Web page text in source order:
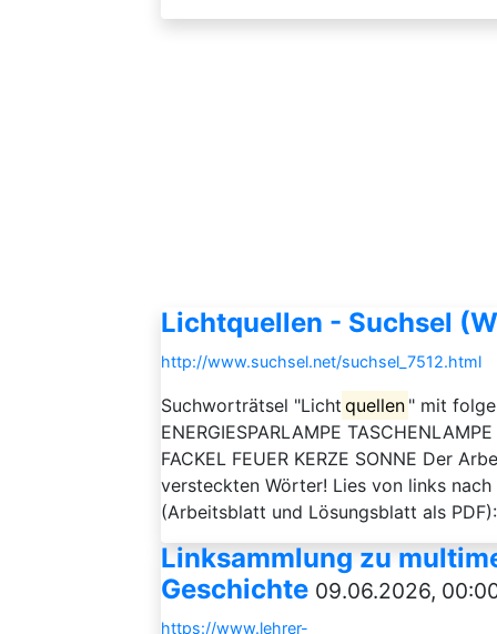
Lichtquellen - Suchsel
http://www.suchsel.net/suchsel_7512.html
Suchworträtsel "Licht quellen " mit
ENERGIESPARLAMPE
FACKEL FEUER KERZE SONNE Der
versteckten Wörter! Lies von links
(Arbeitsblatt und Lösungsblatt als
Linksammlung zu
Geschichte 09.06.2026,
https://www.lehrer-